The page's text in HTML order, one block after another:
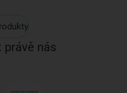
právě nás